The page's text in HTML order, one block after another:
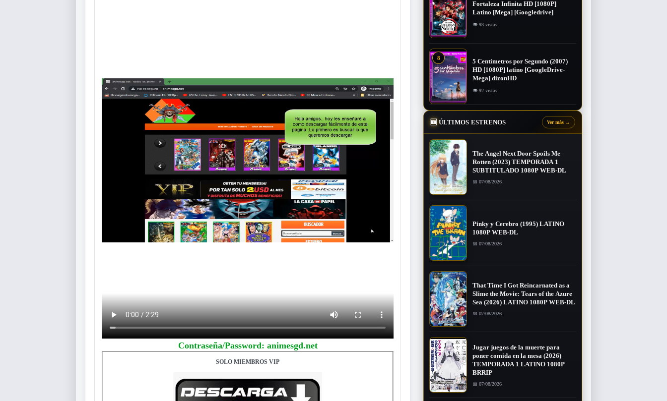
Contraseña/Password: animesgd.net
SOLO MIEMBROS VIP
Fortaleza Infinita HD [1080P]
Latino [Mega] [Googledrive]
👁 93 vistas
8
5 Centimetros por Segundo (2007) ​
HD [1080P] latino [GoogleDrive-
Mega] dizonHD
👁 92 vistas
🆕 ÚLTIMOS ESTRENOS Ver más →
The Angel Next Door Spoils Me
Rotten (2023) TEMPORADA 1
SUBTITULADO 1080P WEB-DL
📅 07/08/2026
Pinky y Cerebro (1995) LATINO
1080P WEB-DL
📅 07/08/2026
That Time I Got Reincarnated as a
Slime the Movie: Tears of the Azure
Sea (2026) LATINO 1080P WEB-DL
📅 07/08/2026
Jugar juegos de la muerte para
poner comida en la mesa (2026)
TEMPORADA 1 LATINO 1080P
BRRIP
📅 07/08/2026